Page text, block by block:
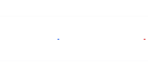
- -